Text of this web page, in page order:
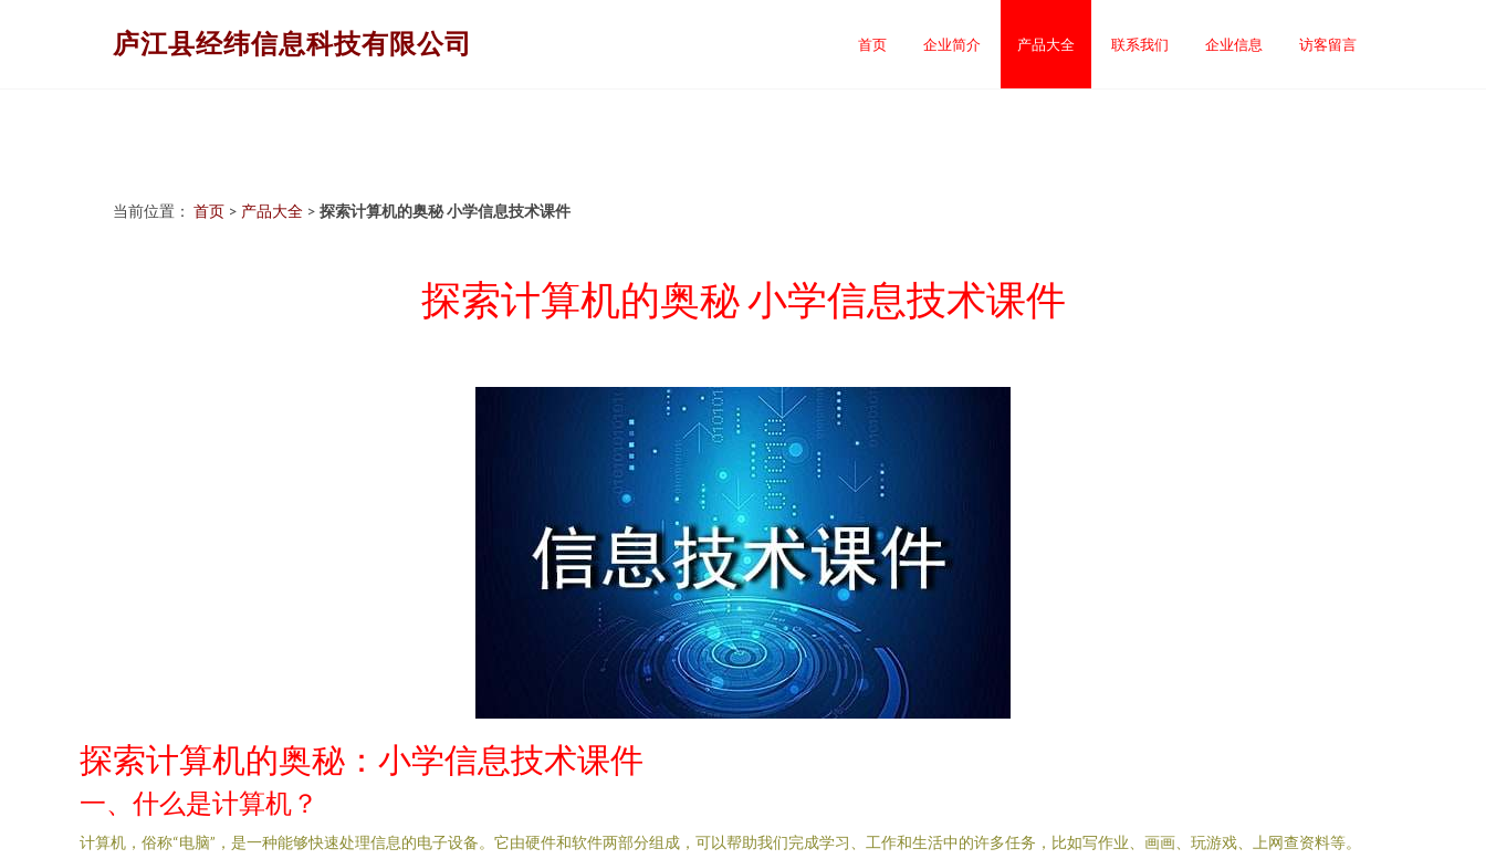
庐江县经纬信息科技有限公司 首页 企业简介 产品大全 联系我们 企业信息 访客留言
当前位置： 首页 > 产品大全 > 探索计算机的奥秘 小学信息技术课件
探索计算机的奥秘 小学信息技术课件
探索计算机的奥秘：小学信息技术课件
一、什么是计算机？
计算机，俗称“电脑”，是一种能够快速处理信息的电子设备。它由硬件和软件两部分组成，可以帮助我们完成学习、工作和生活中的许多任务，比如写作业、画画、玩游戏、上网查资料等。